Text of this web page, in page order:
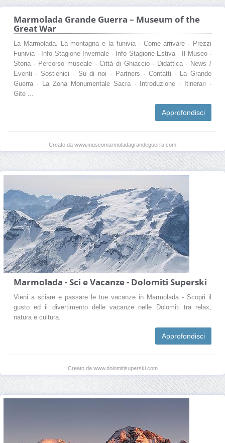
Marmolada Grande Guerra – Museum of the
Great War
La Marmolada. La montagna e la funivia · Come arrivare · Prezzi
Funivia · Info Stagione Invernale · Info Stagione Estiva · Il Museo ·
Storia · Percorso museale · Città di Ghiaccio · Didattica · News /
Eventi · Sostienici · Su di noi · Partners · Contatti · La Grande
Guerra · La Zona Monumentale Sacra · Introduzione · Itinerari ·
Gite ...
Approfondisci
Creato da www.museomarmoladagrandeguerra.com
Marmolada - Sci e Vacanze - Dolomiti Superski
Vieni a sciare e passare le tue vacanze in Marmolada - Scopri il
gusto ed il divertimento delle vacanze nelle Dolomiti tra relax,
natura e cultura.
Approfondisci
Creato da www.dolomitisuperski.com